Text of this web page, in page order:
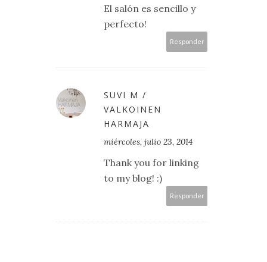
El salón es sencillo y
perfecto!
Responder
SUVI M /
VALKOINEN
HARMAJA
miércoles, julio 23, 2014
Thank you for linking
to my blog! :)
Responder